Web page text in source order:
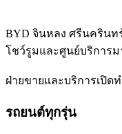
BYD จินหลง ศรีนครินท
โชว์รูมและศูนย์บริการม
ฝ่ายขายและบริการเปิดท
รถยนต์ทุกรุ่น